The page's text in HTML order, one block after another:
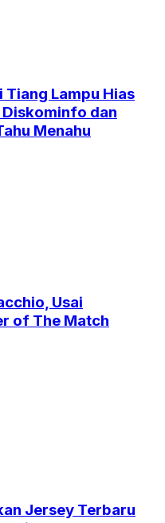
Tiang Lampu Hias
dan
Menahu
Usai
of The Match
Jersey Terbaru